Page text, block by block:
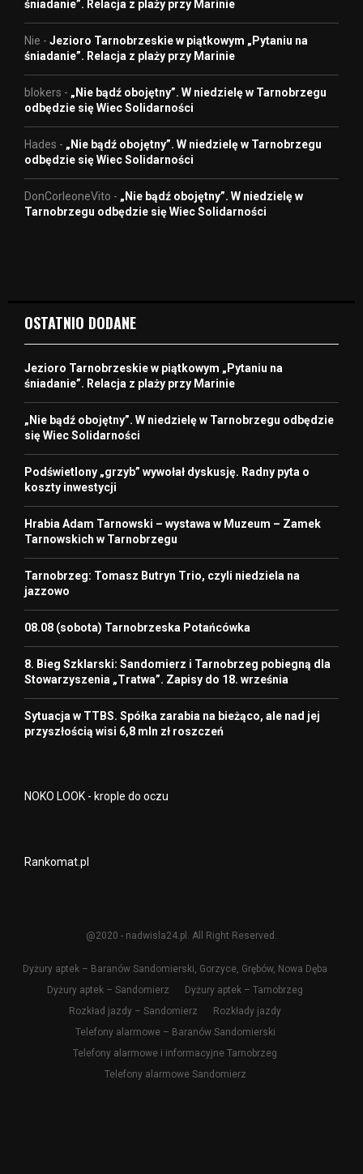
śniadanie”. Relacja z plaży przy Marinie
Nie - Jezioro Tarnobrzeskie w piątkowym „Pytaniu na
śniadanie”. Relacja z plaży przy Marinie
blokers - „Nie bądź obojętny”. W niedzielę w Tarnobrzegu
odbędzie się Wiec Solidarności
Hades - „Nie bądź obojętny”. W niedzielę w Tarnobrzegu
odbędzie się Wiec Solidarności
DonCorleoneVito - „Nie bądź obojętny”. W niedzielę w
Tarnobrzegu odbędzie się Wiec Solidarności
OSTATNIO DODANE
Jezioro Tarnobrzeskie w piątkowym „Pytaniu na
śniadanie”. Relacja z plaży przy Marinie
„Nie bądź obojętny”. W niedzielę w Tarnobrzegu odbędzie
się Wiec Solidarności
Podświetlony „grzyb” wywołał dyskusję. Radny pyta o
koszty inwestycji
Hrabia Adam Tarnowski – wystawa w Muzeum – Zamek
Tarnowskich w Tarnobrzegu
Tarnobrzeg: Tomasz Butryn Trio, czyli niedziela na
jazzowo
08.08 (sobota) Tarnobrzeska Potańcówka
8. Bieg Szklarski: Sandomierz i Tarnobrzeg pobiegną dla
Stowarzyszenia „Tratwa”. Zapisy do 18. września
Sytuacja w TTBS. Spółka zarabia na bieżąco, ale nad jej
przyszłością wisi 6,8 mln zł roszczeń
NOKO LOOK - krople do oczu
Rankomat.pl
@2020 - nadwisla24.pl. All Right Reserved.
Dyżury aptek – Baranów Sandomierski, Gorzyce, Grębów, Nowa Dęba
Dyżury aptek – Sandomierz
Dyżury aptek – Tarnobrzeg
Rozkład jazdy – Sandomierz
Rozkłady jazdy
Telefony alarmowe – Baranów Sandomierski
Telefony alarmowe i informacyjne Tarnobrzeg
Telefony alarmowe Sandomierz